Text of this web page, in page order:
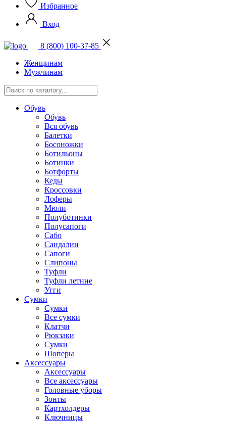
Избранное
Вход
8 (800) 100-37-85
Женщинам
Мужчинам
Обувь
Обувь
Вся обувь
Балетки
Босоножки
Ботильоны
Ботинки
Ботфорты
Кеды
Кроссовки
Лоферы
Мюли
Полуботинки
Полусапоги
Сабо
Сандалии
Сапоги
Слипоны
Туфли
Туфли летние
Угги
Сумки
Сумки
Все сумки
Клатчи
Рюкзаки
Сумки
Шоперы
Аксессуары
Аксессуары
Все аксессуары
Головные уборы
Зонты
Картхолдеры
Ключницы